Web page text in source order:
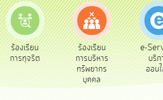
ร้องเรียน
การทุจริต
ร้องเรียน
การบริหาร
ทรัพยากร
บุคคล
e-
บริ
ออน